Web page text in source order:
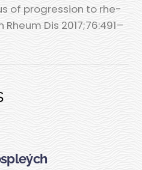
of prog­res­si­on to rhe­
Dis 2017;76:491 –